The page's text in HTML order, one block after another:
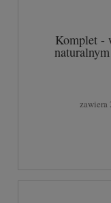
Komplet -
zawiera